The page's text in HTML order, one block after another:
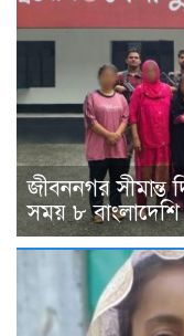
জীবননগর সীমান্ত
সময় ৮